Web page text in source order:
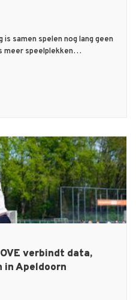
samen spelen nog lang geen
meer speelplekken…
verbindt data,
in Apeldoorn